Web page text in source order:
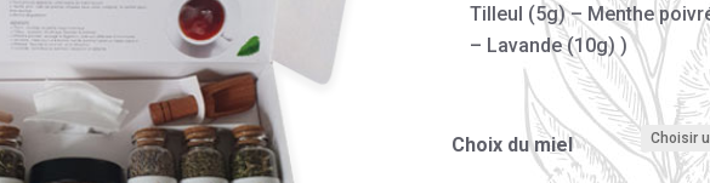
Tilleul (5g) – Menthe
– Lavande (10g) )
Choix du miel